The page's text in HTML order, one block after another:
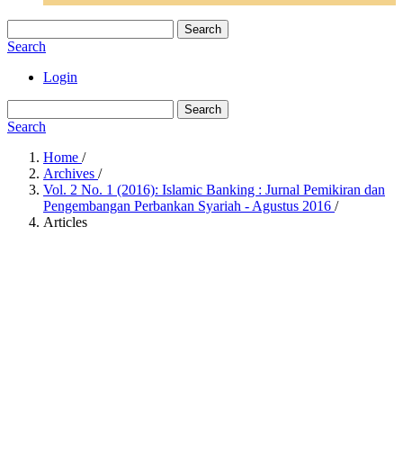
Search
Search
Login
Search
Search
Home /
Archives /
Vol. 2 No. 1 (2016): Islamic Banking : Jurnal Pemikiran dan
Pengembangan Perbankan Syariah - Agustus 2016 /
Articles